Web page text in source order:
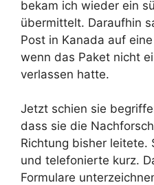
bekam ich wieder ein
übermittelt. Daraufhin
Post in Kanada auf
wenn das Paket nicht
verlassen hatte.
Jetzt schien sie
dass sie die
Richtung bisher leitete.
und telefonierte kurz.
Formulare